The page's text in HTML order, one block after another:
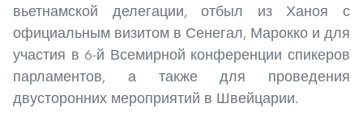
вьетнамской делегации, отбыл из Ханоя с
официальным визитом в Сенегал, Марокко и для
участия в 6-й Всемирной конференции спикеров
парламентов, а также для проведения
двусторонних мероприятий в Швейцарии.